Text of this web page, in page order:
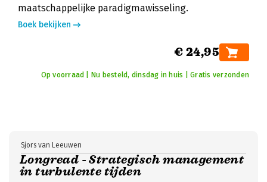
maatschappelijke paradigmawisseling.
Boek bekijken
€ 24,95
Op voorraad | Nu besteld, dinsdag in huis | Gratis verzonden
Longread - Strategisch management
in turbulente tijden
Sjors van Leeuwen